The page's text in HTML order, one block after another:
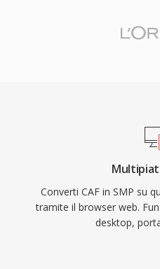
Converti CAF in SMP su
tramite il browser web.
desktop,